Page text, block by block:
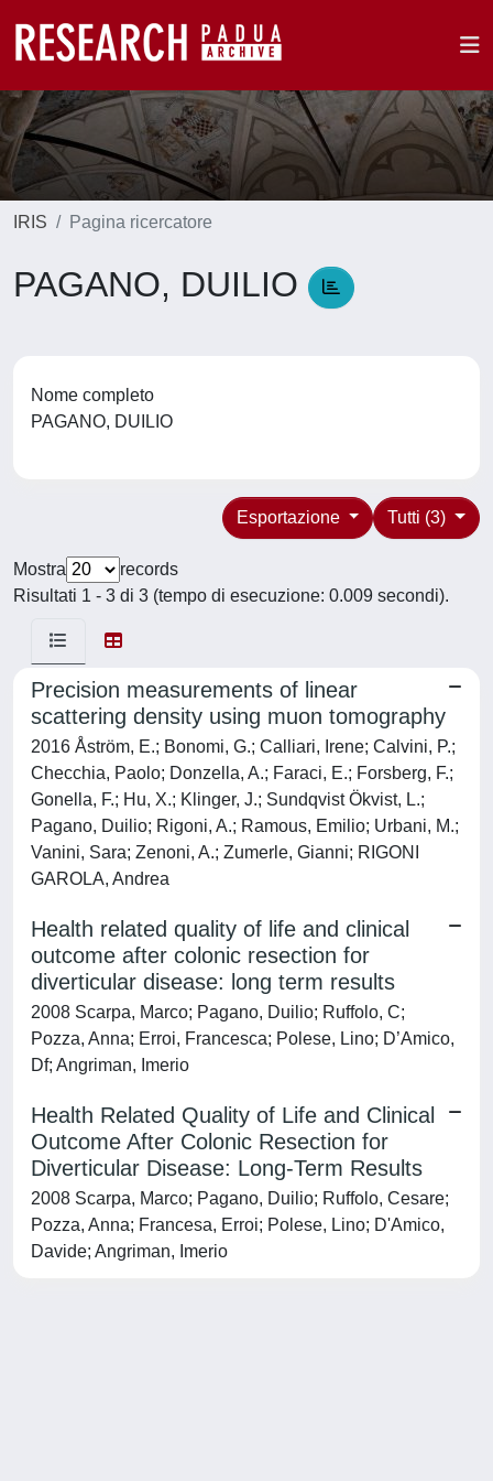
IRIS Pagina ricercatore
PAGANO, DUILIO
Nome completo
PAGANO, DUILIO
Tutti (3)
Esportazione
Mostra
records
Risultati 1 - 3 di 3 (tempo di esecuzione: 0.009 secondi).
Precision measurements of linear
scattering density using muon tomography
2016 Åström, E.; Bonomi, G.; Calliari, Irene; Calvini, P.;
Checchia, Paolo; Donzella, A.; Faraci, E.; Forsberg, F.;
Gonella, F.; Hu, X.; Klinger, J.; Sundqvist Ökvist, L.;
Pagano, Duilio; Rigoni, A.; Ramous, Emilio; Urbani, M.;
Vanini, Sara; Zenoni, A.; Zumerle, Gianni; RIGONI
GAROLA, Andrea
Health related quality of life and clinical
outcome after colonic resection for
diverticular disease: long term results
2008 Scarpa, Marco; Pagano, Duilio; Ruffolo, C;
Pozza, Anna; Erroi, Francesca; Polese, Lino; D’Amico,
Df; Angriman, Imerio
Health Related Quality of Life and Clinical
Outcome After Colonic Resection for
Diverticular Disease: Long-Term Results
2008 Scarpa, Marco; Pagano, Duilio; Ruffolo, Cesare;
Pozza, Anna; Francesa, Erroi; Polese, Lino; D'Amico,
Davide; Angriman, Imerio